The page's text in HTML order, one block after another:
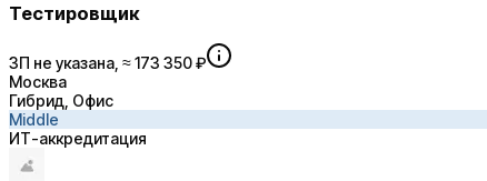
Тестировщик
ЗП не указана, ≈ 173 350 ₽
Москва
Гибрид, Офис
Middle
ИТ-аккредитация